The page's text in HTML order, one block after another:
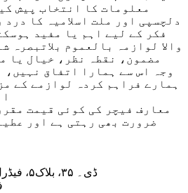
معلومات کا انتخاب پیش
دلچسپی اور ملت اسلامیہ کا
فکر کے لیے اہم یا مفید
والا لوازمہ بالعموم بلاتبصرہ
مضمون، نقطہ نظر، خیال یا
وجہ اس سے ہمارا اتفاق نہیں،
ہمارے فراہم کردہ لوازمے کے
معارف فیچر کی کوئی قیمت
ضرورت بھی رہتی ہے اور
ڈی۔ ۳۵، بلاک۵، فیڈرل بی ایریا، کراچی۔ ۷۵۹۵۰